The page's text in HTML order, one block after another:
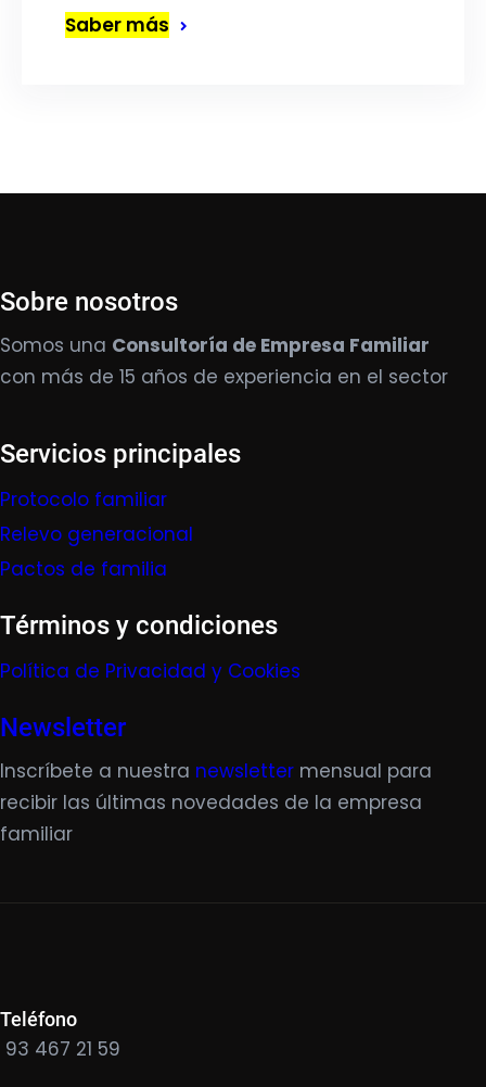
Saber más
Sobre nosotros
Somos una Consultoría de Empresa Familiar
con más de 15 años de experiencia en el sector
Servicios principales
Protocolo familiar
Relevo generacional
Pactos de familia
Términos y condiciones
Política de Privacidad y Cookies
Newsletter
Inscríbete a nuestra newsletter mensual para
recibir las últimas novedades de la empresa
familiar
Teléfono
93 467 21 59